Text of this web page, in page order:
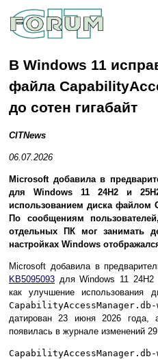
В Windows 11
файла
до сотен гигабайт
CITNews
06.07.2026
Microsoft добавила в
для Windows 11 24H2 и
использованием диска файлом
По сообщениям
отдельных ПК мог занимать
настройках Windows
Microsoft добавила в
KB5095093 для Windows 11 24H2
как улучшение использования
CapabilityAccessManager.db-
датирован 23 июня 2026 года,
появилась в журнале изменений
CapabilityAccessManager.db-